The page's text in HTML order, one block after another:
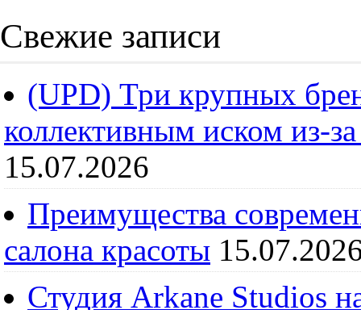
Свежие записи
(UPD) Три крупных
коллективным иском из-
15.07.2026
Преимущества
салона красоты
Студия Arkane Studios